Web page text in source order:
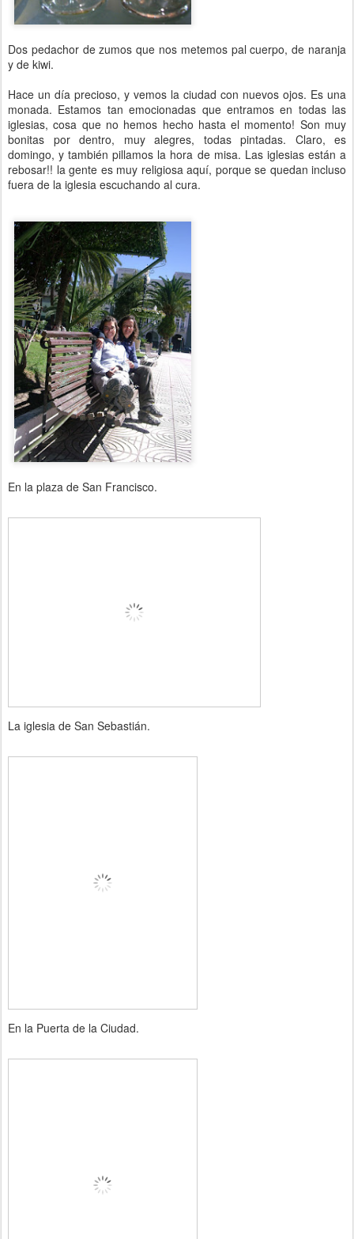
Dos pedachor de zumos que nos metemos pal cuerpo, de naranja
y de kiwi.
Hace un día precioso, y vemos la ciudad con nuevos ojos. Es una
monada. Estamos tan emocionadas que entramos en todas las
iglesias, cosa que no hemos hecho hasta el momento! Son muy
bonitas por dentro, muy alegres, todas pintadas. Claro, es
domingo, y también pillamos la hora de misa. Las iglesias están a
rebosar!! la gente es muy religiosa aquí, porque se quedan incluso
fuera de la iglesia escuchando al cura.
En la plaza de San Francisco.
La iglesia de San Sebastián.
En la Puerta de la Ciudad.